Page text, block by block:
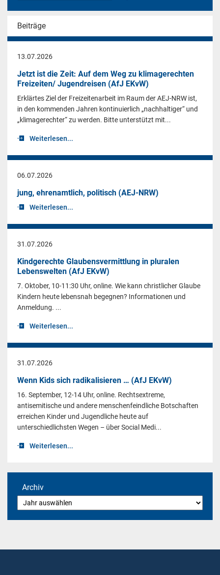
Beiträge
13.07.2026
Jetzt ist die Zeit: Auf dem Weg zu klimagerechten
Freizeiten/ Jugendreisen (AfJ EKvW)
Erklärtes Ziel der Freizeitenarbeit im Raum der AEJ-NRW ist,
in den kommenden Jahren kontinuierlich „nachhaltiger“ und
„klimagerechter“ zu werden. Bitte unterstützt mit...
Weiterlesen...
06.07.2026
jung, ehrenamtlich, politisch (AEJ-NRW)
Weiterlesen...
31.07.2026
Kindgerechte Glaubensvermittlung in pluralen
Lebenswelten (AfJ EKvW)
7. Oktober, 10-11:30 Uhr, online. Wie kann christlicher Glaube
Kindern heute lebensnah begegnen? Informationen und
Anmeldung. ...
Weiterlesen...
31.07.2026
Wenn Kids sich radikalisieren … (AfJ EKvW)
16. September, 12-14 Uhr, online. Rechtsextreme,
antisemitische und andere menschenfeindliche Botschaften
erreichen Kinder und Jugendliche heute auf
unterschiedlichsten Wegen – über Social Medi...
Weiterlesen...
Archiv